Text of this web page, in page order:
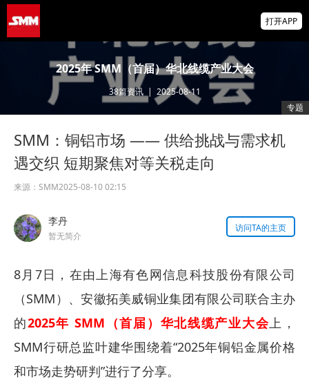
霍尔木兹海峡，重磅利好！“预计很快能达成
协议，美国届时解除封锁”！金银油齐涨！
掌上有色
美国拟投30亿美元扶持关键矿产
打开APP
2025年 SMM（首届）华北线缆产业大会
38篇资讯| 2025-08-11
专题
SMM：铜铝市场 —— 供给挑战与需求机
遇交织 短期聚焦对等关税走向
来源： SMM2025-08-10 02:15
李丹
暂无简介
访问TA的主页
8月7日，在由上海有色网信息科技股份有限公司
（SMM）、安徽拓美威铜业集团有限公司联合主办
的2025年 SMM（首届）华北线缆产业大会上，
SMM行研总监叶建华围绕着“2025年铜铝金属价格
和市场走势研判”进行了分享。